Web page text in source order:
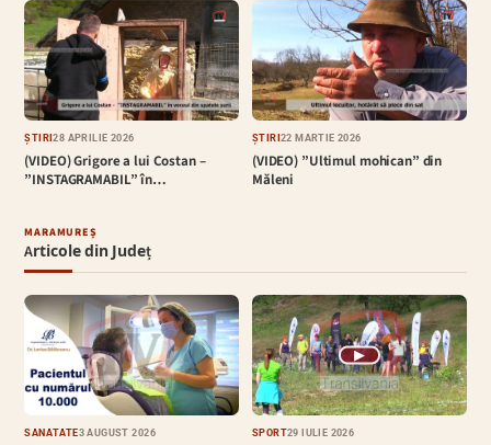
ȘTIRI28 APRILIE 2026
(VIDEO) Grigore a lui Costan –
”INSTAGRAMABIL” în…
ȘTIRI22 MARTIE 2026
(VIDEO) ”Ultimul mohican” din
Măleni
MARAMUREȘ
Articole din Județ
SĂNĂTATE3 AUGUST 2026
▶
SPORT29 IULIE 2026